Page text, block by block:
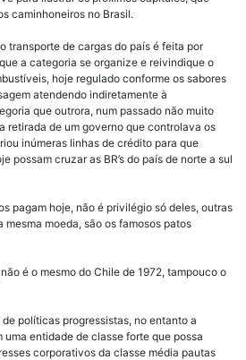
caminhoneiros no Brasil.
transporte de cargas do país é feita por
a categoria se organize e reivindique o
hoje regulado conforme os sabores
atendendo indiretamente à
que outrora, num passado não muito
retirada de um governo que controlava os
inúmeras linhas de crédito para que
possam cruzar as BR’s do país de norte a sul
pagam hoje, não é privilégio só deles, outras
moeda, são os famosos patos
é o mesmo do Chile de 1972, tampouco o
políticas progressistas, no entanto a
entidade de classe forte que possa
corporativos da classe média pautas